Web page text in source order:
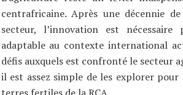
centrafricaine. Après une décennie
secteur, l’innovation est
adaptable au contexte international
défis auxquels est confronté le secteur
il est assez simple de les explorer